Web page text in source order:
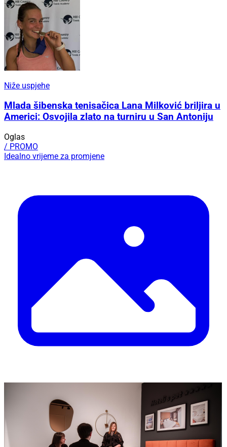
Niže uspjehe
Mlada šibenska tenisačica Lana Milković briljira u
Americi: Osvojila zlato na turniru u San Antoniju
Oglas
/ PROMO
Idealno vrijeme za promjene